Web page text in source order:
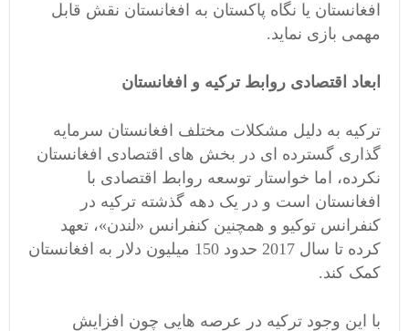
افغانستان یا نگاه پاکستان به افغانستان نقش قابل
مهمی بازی نماید.
ابعاد اقتصادی روابط ترکیه و افغانستان
ترکیه به دلیل مشکلات مختلف افغانستان سرمایه
گذاری گسترده ای در بخش های اقتصادی افغانستان
نکرده، اما خواستار توسعه روابط اقتصادی با
افغانستان است و در یک دهه گذشته ترکیه در
کنفرانس توکیو و همچنین کنفرانس «لندن»، تعهد
کرده تا سال 2017 حدود 150 میلیون دلار به افغانستان
کمک کند.
با این وجود ترکیه در عرصه هایی چون افزایش